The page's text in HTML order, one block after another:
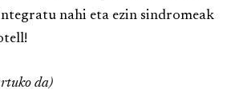
nahi eta ezin sindromeak
da)